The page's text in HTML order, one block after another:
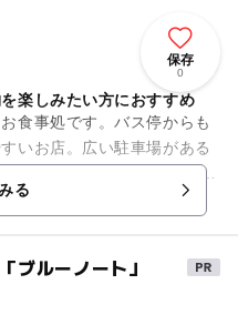
保存
0
楽しみたい方におすすめ
食事処です。バス停からも
いお店。広い駐車場がある
る
ブルーノート」